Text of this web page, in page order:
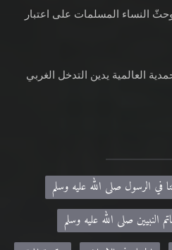
النساء المسلمات على اعتبار
العالمية يدين التدخل الغربي
في الرسول صلى الله عليه وسلم
النبيين صلى الله عليه وسلم